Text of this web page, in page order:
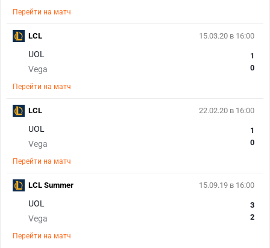
Перейти на матч
15.03.20 в 16:00
UOL
Vega
1
0
Перейти на матч
LCL
22.02.20 в 16:00
UOL
Vega
1
0
Перейти на матч
LCL
15.09.19 в 16:00
UOL
Vega
3
2
Перейти на матч
LCL Summer